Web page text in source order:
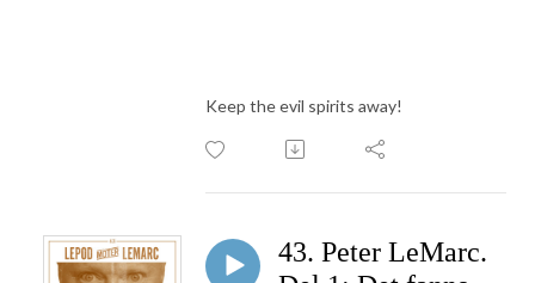
Keep the evil spirits away!
43. Peter LeMarc.